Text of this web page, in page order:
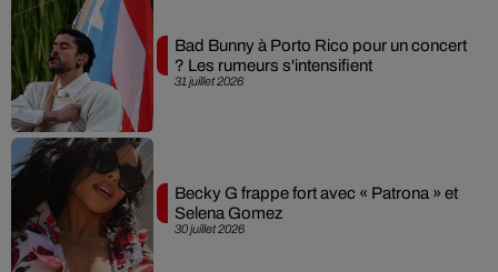
31 juillet 2026
Bad Bunny à Porto Rico pour un concert
? Les rumeurs s'intensifient
30 juillet 2026
Becky G frappe fort avec « Patrona » et
Selena Gomez